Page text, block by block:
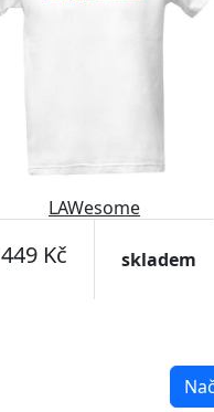
LAWesome
449 Kč skladem